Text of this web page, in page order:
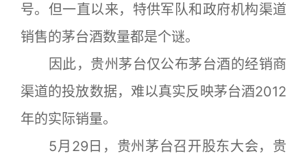
号。但一直以来，特供军队和政府机构渠道
销售的茅台酒数量都是个谜。
因此，贵州茅台仅公布茅台酒的经销商
渠道的投放数据，难以真实反映茅台酒2012
年的实际销量。
5月29日，贵州茅台召开股东大会，贵